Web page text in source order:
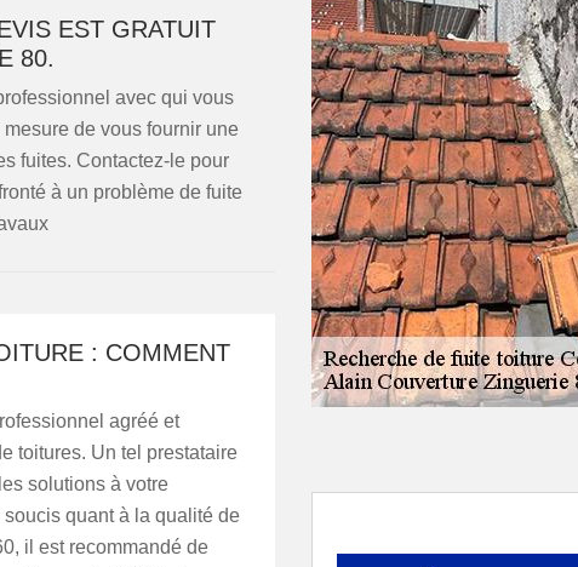
EST GRATUIT
80.
avec qui vous
de vous fournir une
fuites. Contactez-le pour
à un problème de fuite
: COMMENT
agréé et
toitures. Un tel prestataire
solutions à votre
soucis quant à la qualité de
il est recommandé de